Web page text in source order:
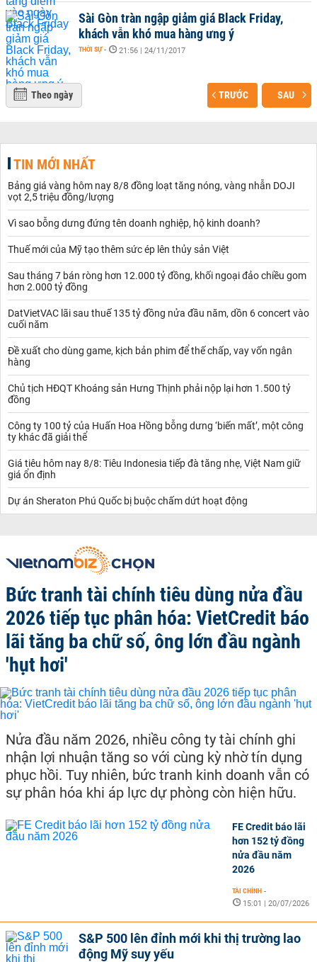
Sài Gòn tràn ngập giảm giá Black Friday,
khách vẫn khó mua hàng ưng ý
THỜI SỰ - 21:56 | 24/11/2017
Theo ngày TRƯỚC SAU
TIN MỚI NHẤT
Bảng giá vàng hôm nay 8/8 đồng loạt tăng nóng, vàng nhẫn DOJI
vọt 2,5 triệu đồng/lượng
Vì sao bỗng dưng đứng tên doanh nghiệp, hộ kinh doanh?
Thuế mới của Mỹ tạo thêm sức ép lên thủy sản Việt
Sau tháng 7 bán ròng hơn 12.000 tỷ đồng, khối ngoại đảo chiều gom
hơn 2.000 tỷ đồng
DatVietVAC lãi sau thuế 135 tỷ đồng nửa đầu năm, dồn 6 concert vào
cuối năm
Đề xuất cho dùng game, kịch bản phim để thế chấp, vay vốn ngân
hàng
Chủ tịch HĐQT Khoáng sản Hưng Thịnh phải nộp lại hơn 1.500 tỷ
đồng
Công ty 100 tỷ của Huấn Hoa Hồng bỗng dưng ‘biến mất’, một công
ty khác đã giải thể
Giá tiêu hôm nay 8/8: Tiêu Indonesia tiếp đà tăng nhẹ, Việt Nam giữ
giá ổn định
Dự án Sheraton Phú Quốc bị buộc chấm dứt hoạt động
Bức tranh tài chính tiêu dùng nửa đầu
2026 tiếp tục phân hóa: VietCredit báo
lãi tăng ba chữ số, ông lớn đầu ngành
'hụt hơi'
Nửa đầu năm 2026, nhiều công ty tài chính ghi
nhận lợi nhuận tăng so với cùng kỳ nhờ tín dụng
phục hồi. Tuy nhiên, bức tranh kinh doanh vẫn có
sự phân hóa khi áp lực dự phòng còn hiện hữu.
FE Credit báo lãi
hơn 152 tỷ đồng
nửa đầu năm
2026
TÀI CHÍNH -
15:01 | 20/07/2026
S&P 500 lên đỉnh mới khi thị trường lao
động Mỹ suy yếu